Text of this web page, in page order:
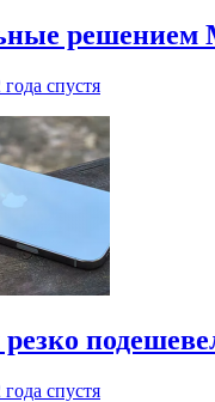
решением
года спустя
года спустя